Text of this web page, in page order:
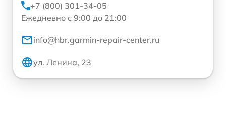
+7 (800) 301-34-05
Ежедневно с 9:00 до 21:00
info@hbr.garmin-repair-center.ru
ул. Ленина, 23